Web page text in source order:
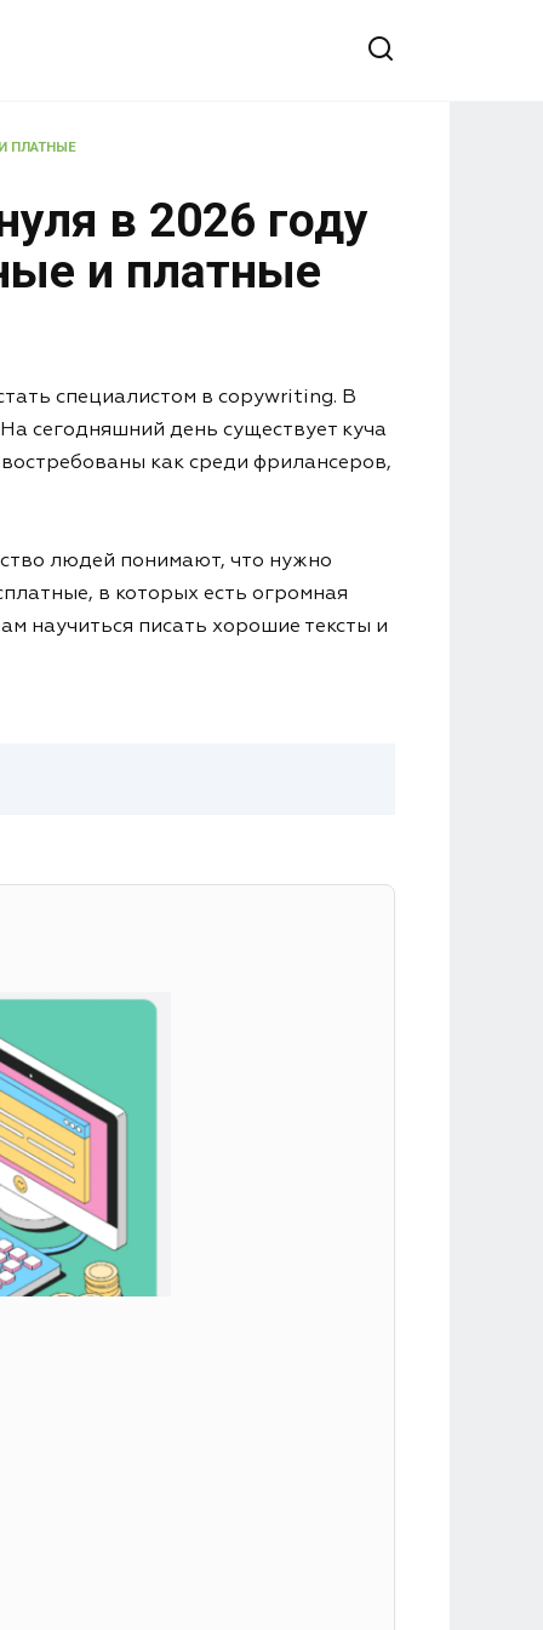
ПЛАТНЫЕ
в 2026 году
и платные
специалистом в copywriting. В
сегодняшний день существует куча
как среди фрилансеров,
людей понимают, что нужно
в которых есть огромная
научиться писать хорошие тексты и